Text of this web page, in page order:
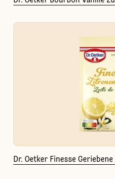
Dr. Oetker Finesse